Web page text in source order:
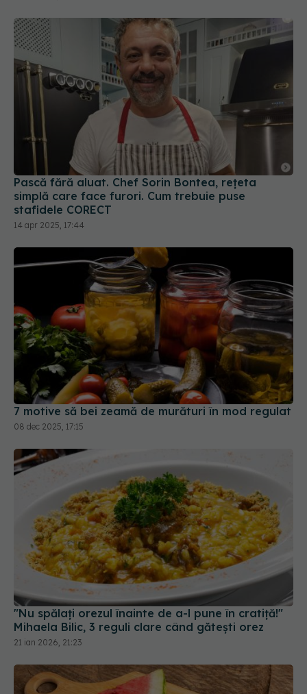
Pască fără aluat. Chef Sorin Bontea, rețeta
simplă care face furori. Cum trebuie puse
stafidele CORECT
14 apr 2025, 17:44
7 motive să bei zeamă de murături în mod regulat
08 dec 2025, 17:15
"Nu spălați orezul înainte de a-l pune în cratiță!"
Mihaela Bilic, 3 reguli clare când gătești orez
21 ian 2026, 21:23